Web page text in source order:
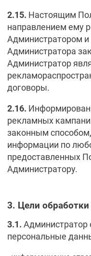
2.15. Настоящим
направлением ему
Администратором и
Администратора
Администратор
договоры.
2.16.
рекламных
законным
информации по
предоставленных
Администратору.
3. Цели
3.1. Администратор
персональные